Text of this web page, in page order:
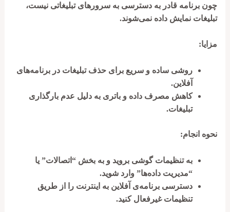
چون برنامه قادر به دسترسی به سرورهای تبلیغاتی نیست،
تبلیغات نمایش داده نمی‌شوند.
مزایا:
روشی ساده و سریع برای حذف تبلیغات در برنامه‌های
آفلاین.
کاهش مصرف داده و باتری به دلیل عدم بارگذاری
تبلیغات.
نحوه انجام:
به تنظیمات گوشی بروید و به بخش “اتصالات” یا
“مدیریت داده‌ها” وارد شوید.
دسترسی برنامه‌ی آفلاین به اینترنت را از طریق
تنظیمات غیرفعال کنید.